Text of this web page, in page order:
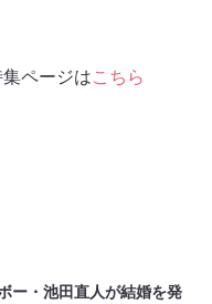
ページはこちら
ー・池田直人が結婚を発